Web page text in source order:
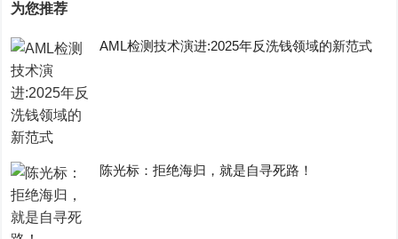
为您推荐
AML检测技术演进:2025年反洗钱领域的新范式
陈光标：拒绝海归，就是自寻死路！